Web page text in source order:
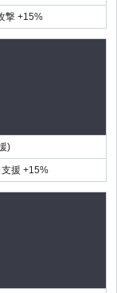
撃 +15%
)
支援 +15%